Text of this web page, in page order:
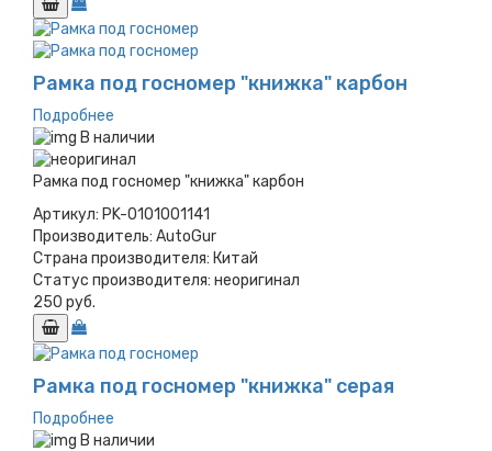
Рамка под госномер "книжка" карбон
Подробнее
В наличии
Рамка под госномер "книжка" карбон
Артикул: PK-0101001141
Производитель: AutoGur
Страна производителя: Китай
Статус производителя: неоригинал
250 руб.
Рамка под госномер "книжка" серая
Подробнее
В наличии